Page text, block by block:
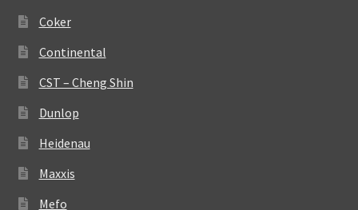
Coker
Continental
CST – Cheng Shin
Dunlop
Heidenau
Maxxis
Mefo